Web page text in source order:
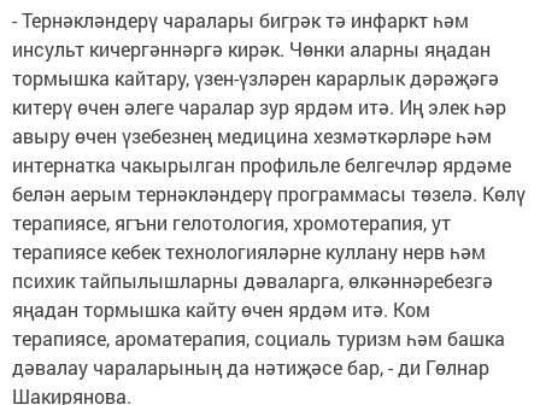
- Тернәкләндерү чаралары бигрәк тә инфаркт һәм
инсульт кичергәннәргә кирәк. Чөнки аларны яңадан
тормышка кайтару, үзен-үзләрен карарлык дәрәҗәгә
китерү өчен әлеге чаралар зур ярдәм итә. Иң элек һәр
авыру өчен үзебезнең медицина хезмәткәрләре һәм
интернатка чакырылган профильле белгечләр ярдәме
белән аерым тернәкләндерү программасы төзелә. Көлү
терапиясе, ягъни гелотология, хромотерапия, ут
терапиясе кебек технологияләрне куллану нерв һәм
психик тайпылышларны дәваларга, өлкәннәребезгә
яңадан тормышка кайту өчен ярдәм итә. Ком
терапиясе, ароматерапия, социаль туризм һәм башка
дәвалау чараларының да нәтиҗәсе бар, - ди Гөлнар
Шакирянова.